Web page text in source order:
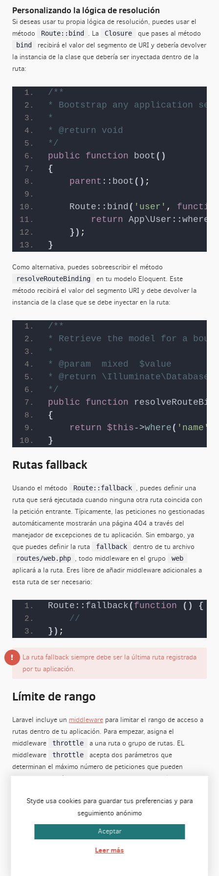
Personalizando la lógica de resolución
Si deseas usar tu propia lógica de resolución, puedes usar el
método
Route::bind . La Closure que pases al método
bind
recibirá el valor del segmento de URI y debería devolver
la instancia de la clase que debería ser inyectada dentro de la
ruta:
/**
* Bootstrap any application
*
* @return void
*/
public
function boot ()
{
parent :: boot () ;
Route::bind ( 'user' ,
return App\User::where
}) ;
}
Como alternativa, puedes sobreescribir el método
resolveRouteBinding
en tu modelo Eloquent. Este
método recibirá el valor del segmento URI y debe devolver la
instancia de la clase que se debe inyectar en la ruta:
/**
* Retrieve the model for a
*
* @param  mixed  $value
* @return
*/
public
function
{
return $this ->where ( 'name'
}
Rutas fallback
Usando el método Route::fallback , puedes definir una
ruta que será ejecutada cuando ninguna otra ruta coincida con
la petición entrante. Típicamente, las peticiones no gestionadas
automáticamente mostrarán una página 404 a través del
manejador de excepciones de tu aplicación. Sin embargo, ya
que puedes definir la ruta
fallback dentro de tu archivo
routes/web.php , todo middleware en el grupo web
aplicará a la ruta. Eres libre de añadir middleware adicionales a
esta ruta de ser necesario:
Route::fallback ( function ()
{
//
}) ;
La ruta fallback siempre debe ser la última ruta registrada
por tu aplicación.
Límite de rango
Laravel incluye un middlewarepara limitar el rango de acceso a
rutas dentro de tu aplicación. Para empezar, asigna el
middleware
throttle
a una ruta o grupo de rutas. EL
middleware
throttle
acepta dos parámetros que
determinan el máximo número de peticiones que pueden
hacerse en un número de minutos dado. Por ejemplo,
siguiente grupo de rutas sesenta veces por minuto:
Route::middleware('auth:api'
Route::get('/user',
//
Styde usa cookies para guardar tus preferencias y para
seguimiento anónimo
Aceptar
Leer más